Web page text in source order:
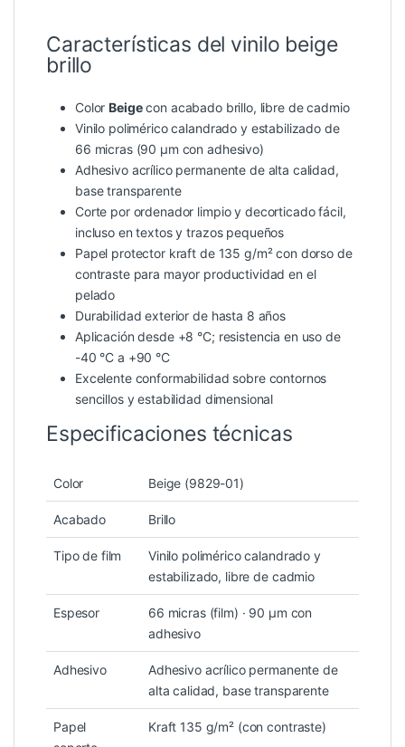
Características del vinilo beige
brillo
ColorBeigecon acabado brillo, libre de cadmio
Vinilo polimérico calandrado y estabilizado de
66 micras (90 µm con adhesivo)
Adhesivo acrílico permanente de alta calidad,
base transparente
Corte por ordenador limpio y decorticado fácil,
incluso en textos y trazos pequeños
Papel protector kraft de 135 g/m² con dorso de
contraste para mayor productividad en el
pelado
Durabilidad exterior de hasta 8 años
Aplicación desde +8 °C; resistencia en uso de
-40 °C a +90 °C
Excelente conformabilidad sobre contornos
sencillos y estabilidad dimensional
Especificaciones técnicas
Color Beige (9829-01)
Acabado Brillo
Tipo de film
Vinilo polimérico calandrado y
estabilizado, libre de cadmio
Espesor
66 micras (film) · 90 µm con
adhesivo
Adhesivo
Adhesivo acrílico permanente de
alta calidad, base transparente
Papel
Kraft 135 g/m² (con contraste)